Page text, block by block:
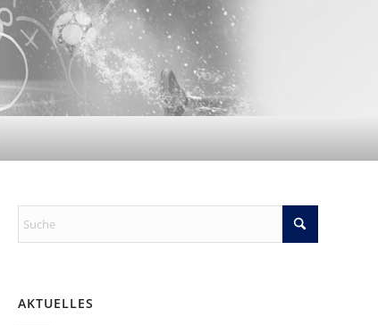
AKTUELLES